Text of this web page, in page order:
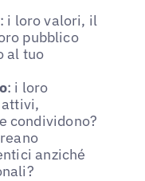
: i loro valori, il
pubblico
al tuo
: i loro
condividono?
anziché